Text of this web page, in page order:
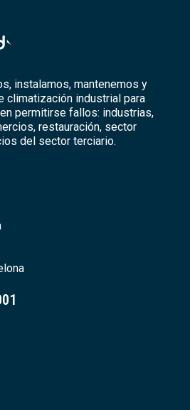
instalamos, mantenemos y
climatización industrial para
permitirse fallos: industrias,
restauración, sector
del sector terciario.